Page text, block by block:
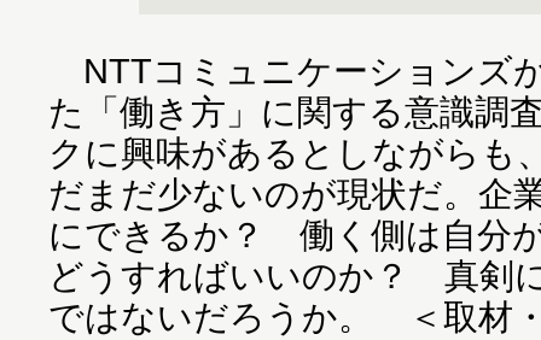
NTTコミュニケーションズ
た「働き方」に関する意識調
クに興味があるとしながらも
だまだ少ないのが現状だ。企
にできるか？ 働く側は自分
どうすればいいのか？ 真剣
ではないだろうか。 ＜取材